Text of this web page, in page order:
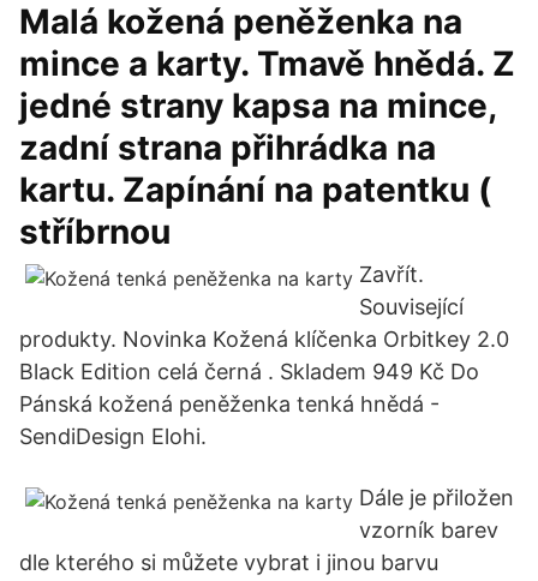
Malá kožená peněženka na
mince a karty. Tmavě hnědá. Z
jedné strany kapsa na mince,
zadní strana přihrádka na
kartu. Zapínání na patentku (
stříbrnou
Zavřít.
Související
produkty. Novinka Kožená klíčenka Orbitkey 2.0
Black Edition celá černá . Skladem 949 Kč Do
Pánská kožená peněženka tenká hnědá -
SendiDesign Elohi.
Dále je přiložen
vzorník barev
dle kterého si můžete vybrat i jinou barvu